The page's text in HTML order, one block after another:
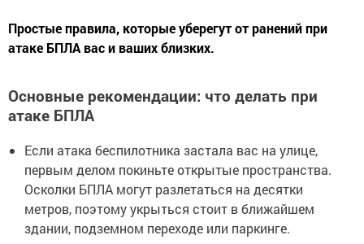
Простые правила, которые уберегут от ранений при
атаке БПЛА вас и ваших близких.
Основные рекомендации: что делать при
атаке БПЛА
Если атака беспилотника застала вас на улице,
первым делом покиньте открытые пространства.
Осколки БПЛА могут разлетаться на десятки
метров, поэтому укрыться стоит в ближайшем
здании, подземном переходе или паркинге.